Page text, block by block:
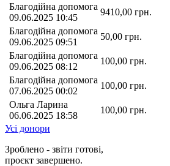
Благодійна допомога
09.06.2025 10:45
9410,00 грн.
Благодійна допомога
09.06.2025 09:51
50,00 грн.
Благодійна допомога
09.06.2025 08:12
100,00 грн.
Благодійна допомога
07.06.2025 00:02
100,00 грн.
Ольга Ларина
06.06.2025 18:58
100,00 грн.
Усі донори
Зроблено - звіти готові,
проєкт завершено.